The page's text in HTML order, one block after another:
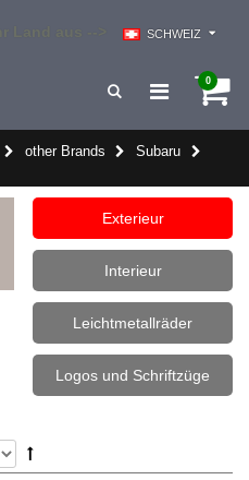
SCHWEIZ
0
other Brands
Subaru
Exterieur
Interieur
Leichtmetallräder
Logos und Schriftzüge